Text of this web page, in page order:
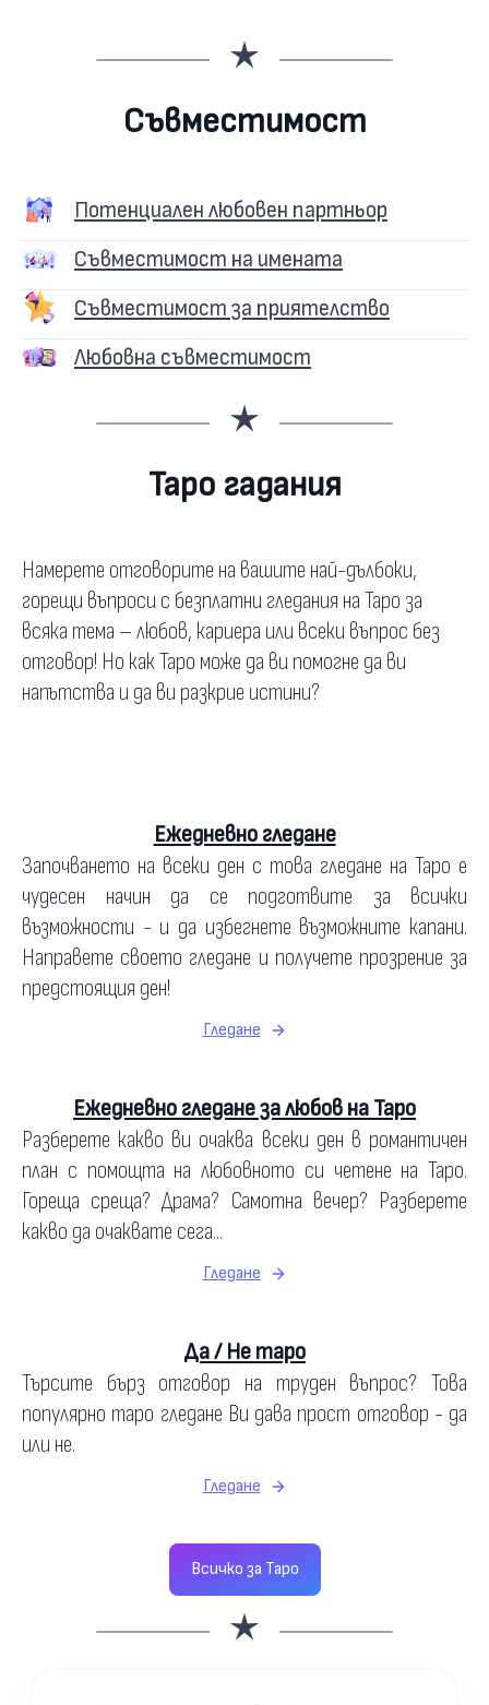
Съвместимост
Потенциален любовен партньор
Съвместимост на имената
Съвместимост за приятелство
Любовна съвместимост
Таро гадания
Намерете отговорите на вашите най-дълбоки,
горещи въпроси с безплатни гледания на Таро за
всяка тема – любов, кариера или всеки въпрос без
отговор! Но как Таро може да ви помогне да ви
напътства и да ви разкрие истини?
Ежедневно гледане
Започването на всеки ден с това гледане на Таро е
чудесен начин да се подготвите за всички
възможности - и да избегнете възможните капани.
Направете своето гледане и получете прозрение за
предстоящия ден!
Гледане
Ежедневно гледане за любов на Таро
Разберете какво ви очаква всеки ден в романтичен
план с помощта на любовното си четене на Таро.
Гореща среща? Драма? Самотна вечер? Разберете
какво да очаквате сега...
Гледане
Да / Не таро
Търсите бърз отговор на труден въпрос? Това
популярно таро гледане Ви дава прост отговор - да
или не.
Гледане
Всичко за Таро